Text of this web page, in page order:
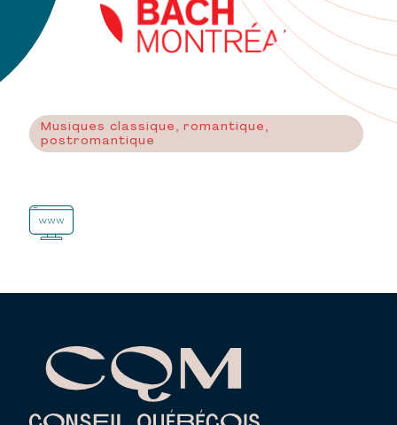
Musiques classique, romantique,
postromantique